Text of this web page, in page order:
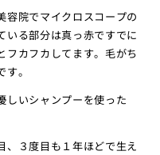
容院でマイクロスコープの
いる部分は真っ赤ですでに
フカフカしてます。毛がち
。
しいシャンプーを使った
、３度目も１年ほどで生え